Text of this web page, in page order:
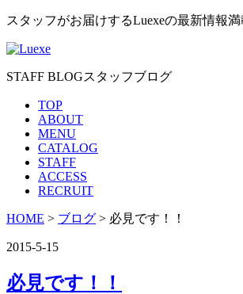
スタッフがお届けするLuexeの最新情報
STAFF BLOGスタッフブログ
TOP
ABOUT
MENU
CATALOG
STAFF
ACCESS
RECRUIT
HOME > ブログ > 必見です！！
2015-5-15
必見です！！